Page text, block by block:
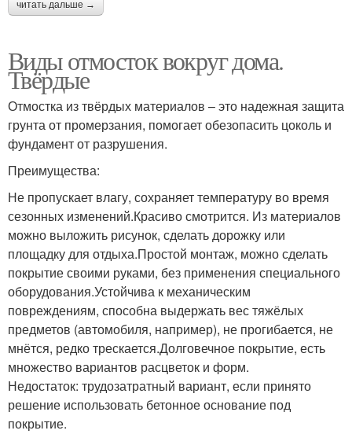
читать дальше →
Виды отмосток вокруг дома.
Твёрдые
Отмостка из твёрдых материалов – это надежная защита
грунта от промерзания, помогает обезопасить цоколь и
фундамент от разрушения.
Преимущества:
Не пропускает влагу, сохраняет температуру во время
сезонных изменений.Красиво смотрится. Из материалов
можно выложить рисунок, сделать дорожку или
площадку для отдыха.Простой монтаж, можно сделать
покрытие своими руками, без применения специального
оборудования.Устойчива к механическим
повреждениям, способна выдержать вес тяжёлых
предметов (автомобиля, например), не прогибается, не
мнётся, редко трескается.Долговечное покрытие, есть
множество вариантов расцветок и форм.
Недостаток: трудозатратный вариант, если принято
решение использовать бетонное основание под
покрытие.